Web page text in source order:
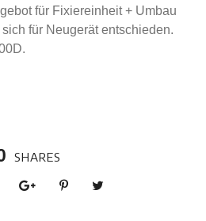
für Fixiereinheit + Umbau
für Neugerät entschieden.
SHARES